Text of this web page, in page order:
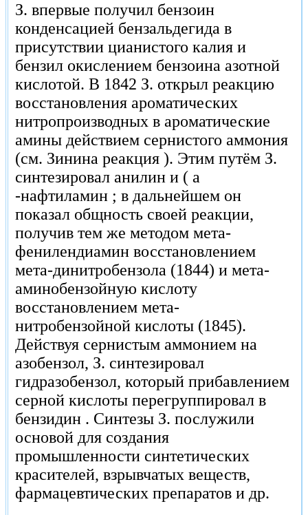
З. впервые получил бензоин
конденсацией бензальдегида в
присутствии цианистого калия и
бензил окислением бензоина азотной
кислотой. В 1842 З. открыл реакцию
восстановления ароматических
нитропроизводных в ароматические
амины действием сернистого аммония
(см. Зинина реакция ). Этим путём З.
синтезировал анилин и ( a
-нафтиламин ; в дальнейшем он
показал общность своей реакции,
получив тем же методом мета-
фенилендиамин восстановлением
мета-динитробензола (1844) и мета-
аминобензойную кислоту
восстановлением мета-
нитробензойной кислоты (1845).
Действуя сернистым аммонием на
азобензол, З. синтезировал
гидразобензол, который прибавлением
серной кислоты перегруппировал в
бензидин . Синтезы З. послужили
основой для создания
промышленности синтетических
красителей, взрывчатых веществ,
фармацевтических препаратов и др.